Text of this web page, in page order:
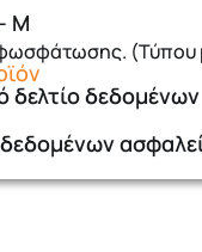
Μ
(Τύπου
δελτίο δεδομένων